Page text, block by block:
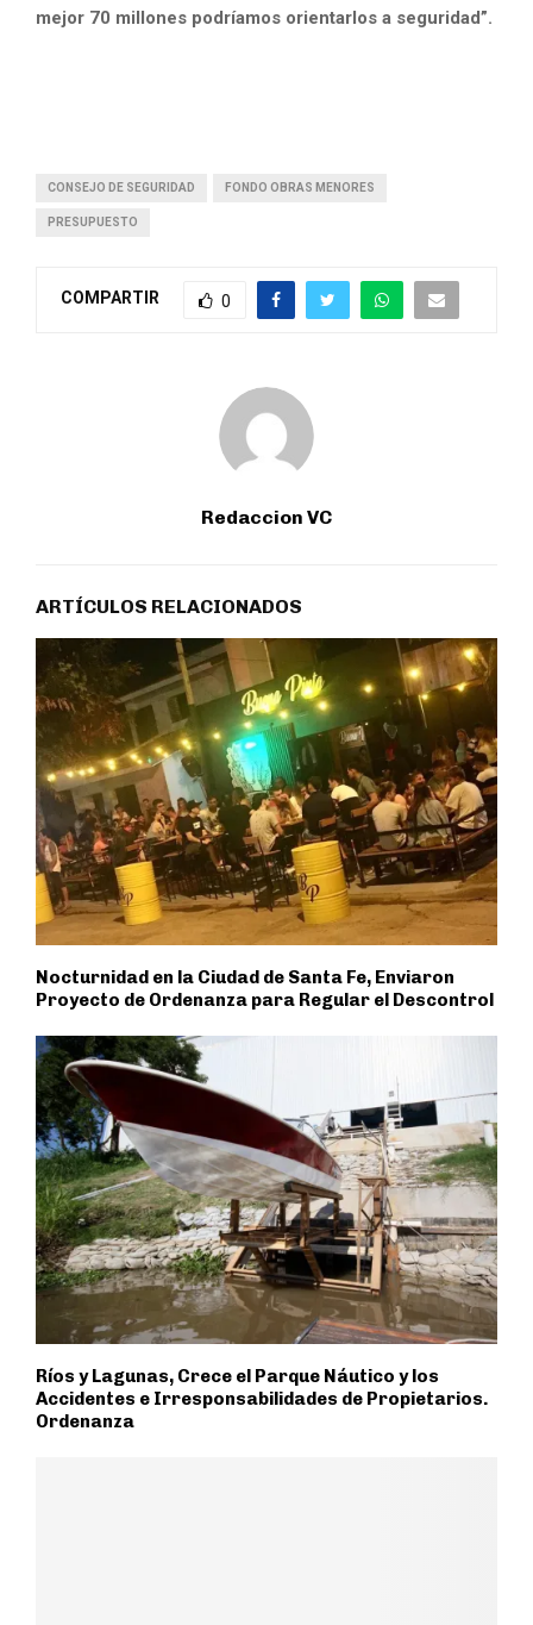
mejor 70 millones podríamos orientarlos a seguridad”.
CONSEJO DE SEGURIDAD FONDO OBRAS MENORES
PRESUPUESTO
COMPARTIR 0
Redaccion VC
ARTÍCULOS RELACIONADOS
Nocturnidad en la Ciudad de Santa Fe, Enviaron
Proyecto de Ordenanza para Regular el Descontrol
Ríos y Lagunas, Crece el Parque Náutico y los
Accidentes e Irresponsabilidades de Propietarios.
Ordenanza